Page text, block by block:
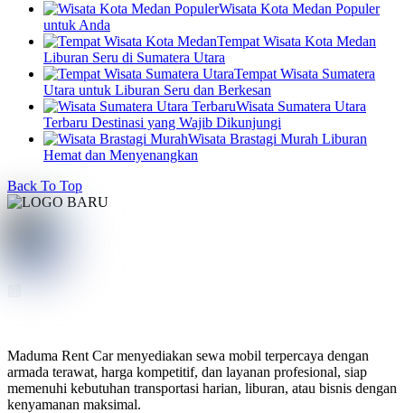
Wisata Kota Medan Populer
untuk Anda
Tempat Wisata Kota Medan
Liburan Seru di Sumatera Utara
Tempat Wisata Sumatera
Utara untuk Liburan Seru dan Berkesan
Wisata Sumatera Utara
Terbaru Destinasi yang Wajib Dikunjungi
Wisata Brastagi Murah Liburan
Hemat dan Menyenangkan
Back To Top
Maduma Rent Car menyediakan sewa mobil terpercaya dengan
armada terawat, harga kompetitif, dan layanan profesional, siap
memenuhi kebutuhan transportasi harian, liburan, atau bisnis dengan
kenyamanan maksimal.